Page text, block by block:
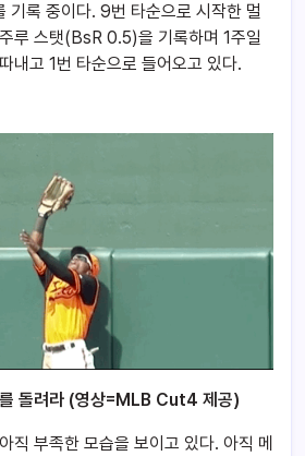
록 중이다. 9번 타순으로 시작한 멀
루 스탯(BsR 0.5)을 기록하며 1주일
내고 1번 타순으로 들어오고 있다.
돌려라 (영상=MLB Cut4 제공)
직 부족한 모습을 보이고 있다. 아직 메